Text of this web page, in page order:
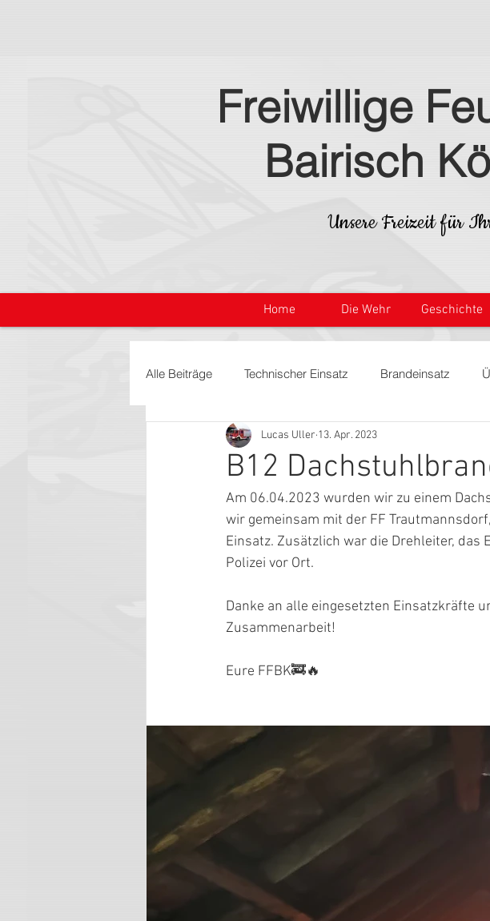
Freiwillige
Bairisch
Unsere Freizeit für
Home Die Wehr Geschichte
Alle Beiträge Technischer Einsatz Brandeinsatz
B12
Lucas Uller 13. Apr. 2023
Am 06.04.2023 wurden wir zu einem
wir gemeinsam mit der FF
Einsatz. Zusätzlich war die Drehleiter, das
Polizei vor Ort.
Danke an alle eingesetzten Einsatzkräfte
Zusammenarbeit!
Eure FFBK🚒🔥